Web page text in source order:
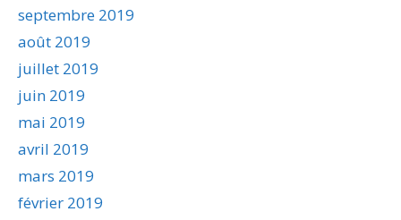
septembre 2019
août 2019
juillet 2019
juin 2019
mai 2019
avril 2019
mars 2019
février 2019